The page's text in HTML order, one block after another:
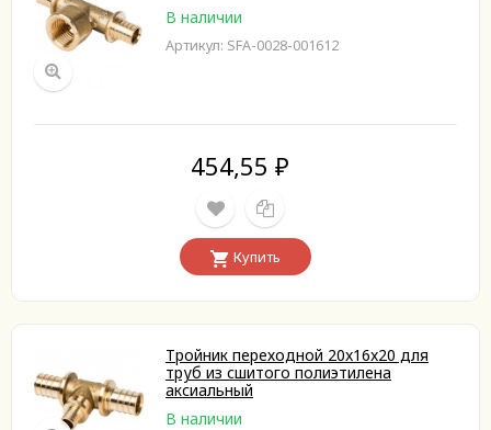
В наличии
Артикул: SFA-0028-001612
454,55 ₽
Купить
Тройник переходной 20x16x20 для
труб из сшитого полиэтилена
аксиальный
В наличии